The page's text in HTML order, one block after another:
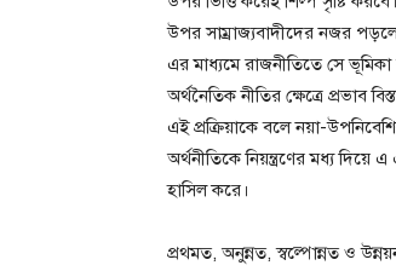
উপর সাম্রাজ্যবাদীদের নজর
এর মাধ্যমে রাজনীতিতে সে
অর্থনৈতিক নীতির ক্ষেত্রে প্রভাব
এই প্রক্রিয়াকে বলে নয়া-
অর্থনীতিকে নিয়ন্ত্রণের মধ্য
হাসিল করে।
প্রথমত, অনুন্নত, স্বল্পোন্নত ও